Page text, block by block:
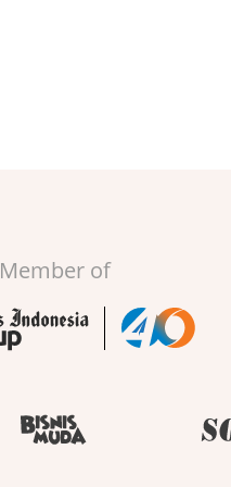
Member of